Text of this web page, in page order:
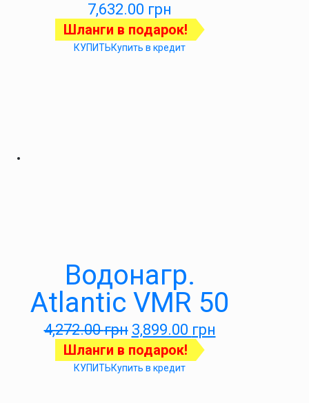
7,632.00 грн
Шланги в подарок!
КУПИТЬКупить в кредит
Водонагр.
Atlantic VMR 50
4,272.00грн 3,899.00 грн
Шланги в подарок!
КУПИТЬКупить в кредит